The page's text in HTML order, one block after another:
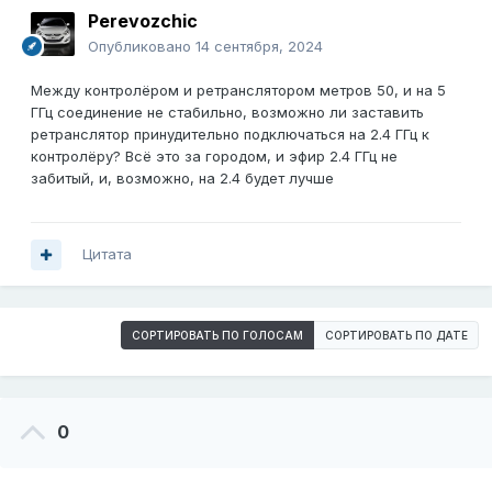
Perevozchic
Опубликовано 14 сентября, 2024
Между контролёром и ретранслятором метров 50, и на 5
ГГц соединение не стабильно, возможно ли заставить
ретранслятор принудительно подключаться на 2.4 ГГц к
контролёру? Всё это за городом, и эфир 2.4 ГГц не
забитый, и, возможно, на 2.4 будет лучше
Цитата
СОРТИРОВАТЬ ПО ГОЛОСАМ СОРТИРОВАТЬ ПО ДАТЕ
0